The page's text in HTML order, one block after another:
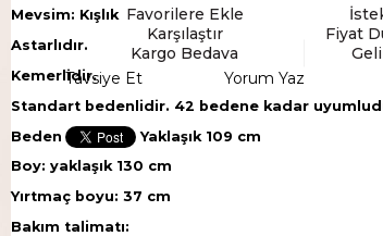
Mevsim: Kışlık
Astarlıdır.
Kemerlidir.
Standart bedenlidir. 42 bedene kadar
Beden genişliği: Yaklaşık 109 cm
Boy: yaklaşık 130 cm
Yırtmaç boyu: 37 cm
Bakım talimatı:
Favorilere Ekle
Karşılaştır
Fiyat
Kargo Bedava
Tavsiye Et
Yorum Yaz